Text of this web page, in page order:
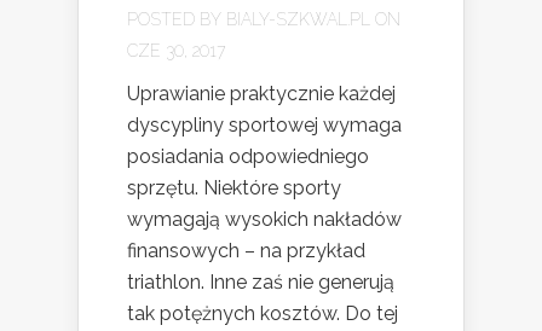
POSTED BY BIALY-SZKWAL.PL
ON
CZE 30, 2017
Uprawianie praktycznie każdej
dyscypliny sportowej wymaga
posiadania odpowiedniego
sprzętu. Niektóre sporty
wymagają wysokich nakładów
finansowych – na przykład
triathlon. Inne zaś nie generują
tak potężnych kosztów. Do tej